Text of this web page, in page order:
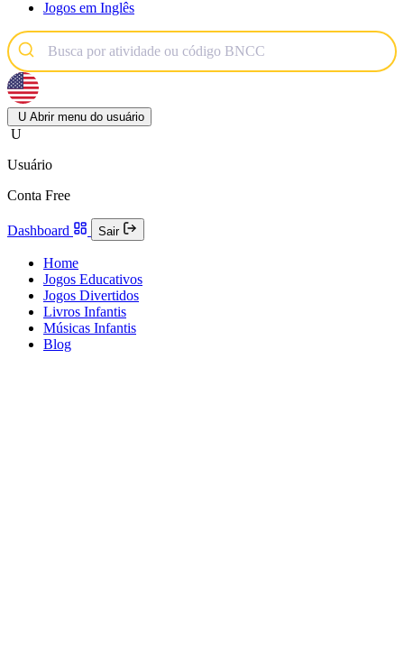
Jogos em Inglês
U Abrir menu do usuário
U
Usuário
Conta Free
Dashboard Sair
Home
Jogos Educativos
Jogos Divertidos
Livros Infantis
Músicas Infantis
Blog